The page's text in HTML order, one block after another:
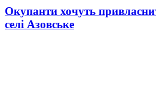
Окупанти хочуть
селі Азовське